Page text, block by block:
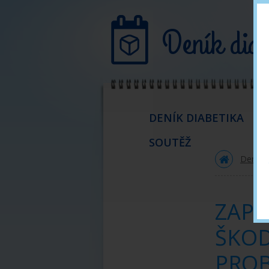
Deník
DENÍK DIABETIKA
CO JE DIABETES MELITUS?
Příznaky onemocnění
SOUTĚŽ
Deník